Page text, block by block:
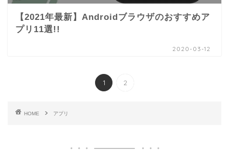
【2021年最新】Androidブラウザのおすすめア
プリ11選!!
2020-03-12
1 2
HOME アプリ